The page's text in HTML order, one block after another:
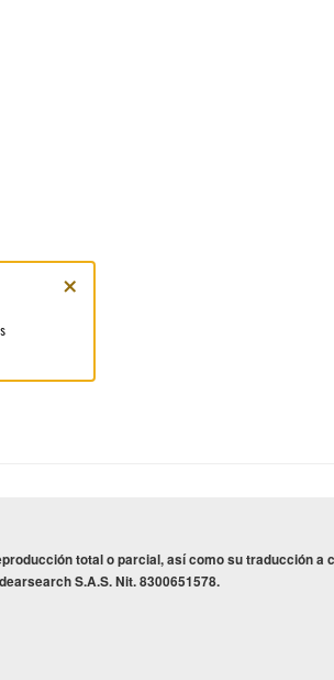
×
total o parcial, así como su traducción a
S.A.S. Nit. 8300651578.